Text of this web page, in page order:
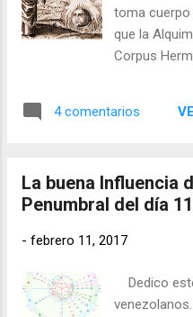
toma
que la
Corpus
Hermetismo
4 comentarios
La buena Influencia
Penumbral del día
- febrero 11, 2017
Dedico